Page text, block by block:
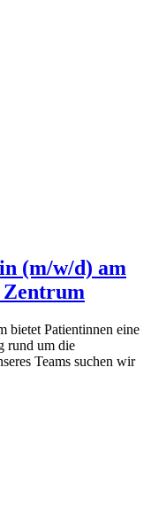
(m/w/d) am
bietet Patientinnen eine
rund um die
Teams suchen wir